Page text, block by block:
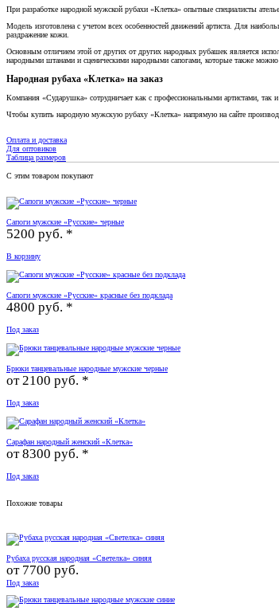
При разработке народной мужской рубахи «Клетка» опытные специалисты
Модель изготовлена с учетом всех особенностей движений артиста. Для
раздражение кожи.
Основным отличием этой от других от других народных рубашек является
народными штанами и сценическими народными сапогами, которые также
Народная рубаха «Клетка» на заказ
Компания «Сударушка» сотрудничает как с профессиональными артистами,
Чтобы купить народную мужскую рубаху «Клетка» напрямую на сайте
Оплата и доставка
Для оптовиков
Таблица размеров
С этим товаром покупают
Сапоги мужские «Русские» черные
5200 руб. *
В корзину
Сапоги мужские «Русские» красные без подклада
4800 руб. *
Под заказ
Брюки танцевальные народные мужские черные
от2100 руб. *
Под заказ
Сарафан народный женский «Клетка»
от8300 руб. *
Под заказ
Похожие товары
Рубаха русская народная «Светелка» синяя
от 7700 руб.
Под заказ